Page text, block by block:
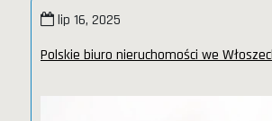
lip 16, 2025
Polskie biuro nieruchomości we